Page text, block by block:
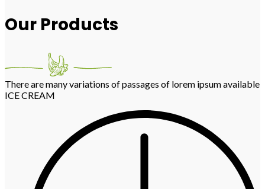
Our Products
There are many variations of passages of lorem ipsum available
ICE CREAM